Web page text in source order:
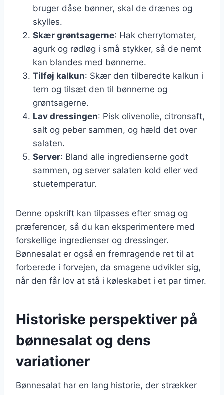
bruger dåse bønner, skal de drænes og
skylles.
Skær grøntsagerne: Hak cherrytomater,
agurk og rødløg i små stykker, så de nemt
kan blandes med bønnerne.
Tilføj kalkun: Skær den tilberedte kalkun i
tern og tilsæt den til bønnerne og
grøntsagerne.
Lav dressingen: Pisk olivenolie, citronsaft,
salt og peber sammen, og hæld det over
salaten.
Server: Bland alle ingredienserne godt
sammen, og server salaten kold eller ved
stuetemperatur.
Denne opskrift kan tilpasses efter smag og
præferencer, så du kan eksperimentere med
forskellige ingredienser og dressinger.
Bønnesalat er også en fremragende ret til at
forberede i forvejen, da smagene udvikler sig,
når den får lov at stå i køleskabet i et par timer.
Historiske perspektiver på
bønnesalat og dens
variationer
Bønnesalat har en lang historie, der strækker